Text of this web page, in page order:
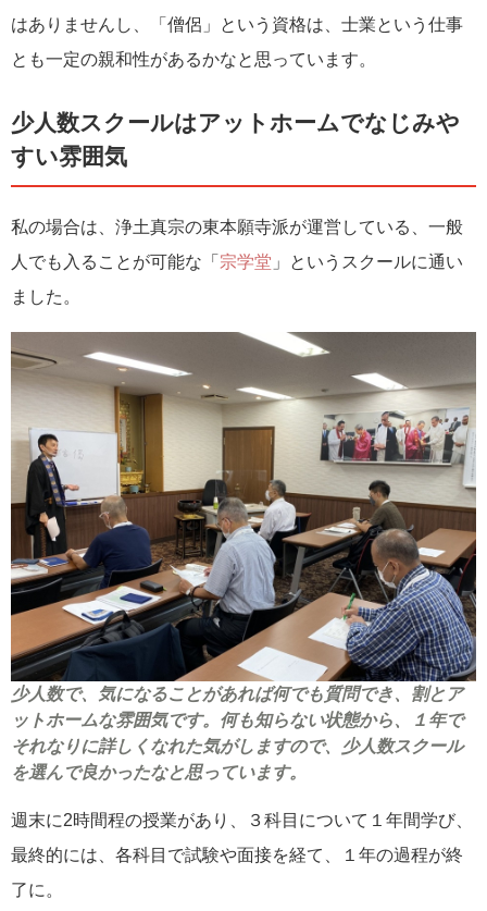
はありませんし、「僧侶」という資格は、士業という仕事
とも一定の親和性があるかなと思っています。
少人数スクールはアットホームでなじみや
すい雰囲気
私の場合は、浄土真宗の東本願寺派が運営している、一般
人でも入ることが可能な「 宗学堂 」というスクールに通い
ました。
少人数で、気になることがあれば何でも質問でき、割とア
ットホームな雰囲気です。何も知らない状態から、１年で
それなりに詳しくなれた気がしますので、少人数スクール
を選んで良かったなと思っています。
週末に2時間程の授業があり、３科目について１年間学び、
最終的には、各科目で試験や面接を経て、１年の過程が終
了に。